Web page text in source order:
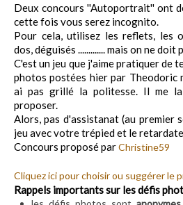
Deux concours ''Autoportrait'' ont
cette fois vous serez incognito.
Pour cela, utilisez les reflets, les
dos, déguisés ............. mais on ne
C'est un jeu que j'aime pratiquer de
photos postées hier par Theodoric
ai pas grillé la politesse. Il me
proposer.
Alors, pas d'assistanat (au premier
jeu avec votre trépied et le
Concours proposé parChristine59
Cliquez ici pour choisir ou suggérer le
Rappels importants sur les défis